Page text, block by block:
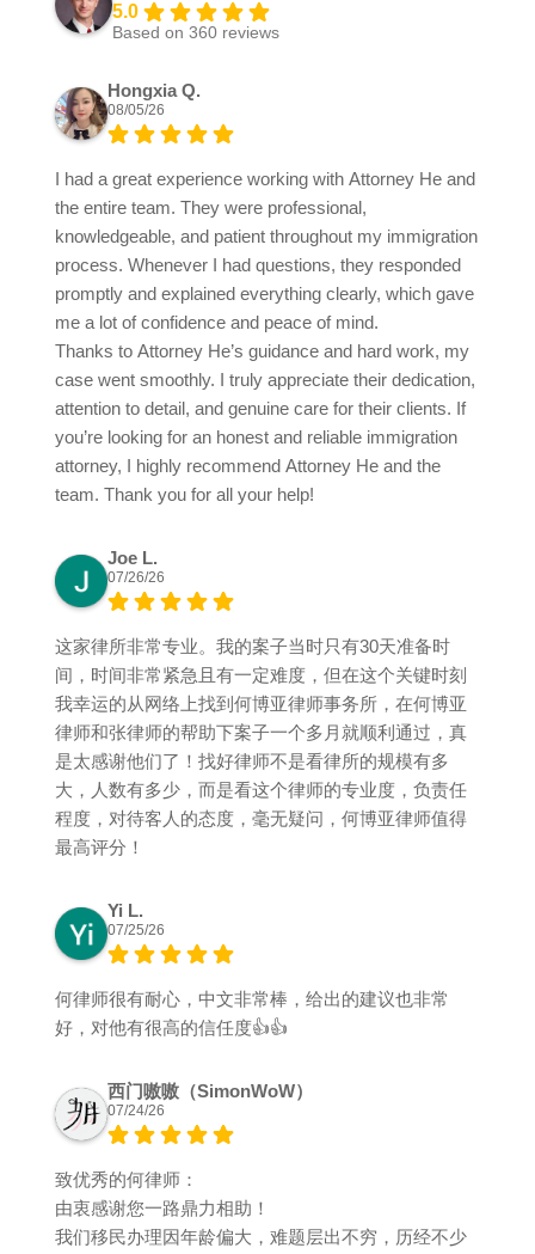
5.0
Based on 360 reviews
Hongxia Q.
08/05/26
I had a great experience working with Attorney He and
the entire team. They were professional,
knowledgeable, and patient throughout my immigration
process. Whenever I had questions, they responded
promptly and explained everything clearly, which gave
me a lot of confidence and peace of mind.
Thanks to Attorney He’s guidance and hard work, my
case went smoothly. I truly appreciate their dedication,
attention to detail, and genuine care for their clients. If
you’re looking for an honest and reliable immigration
attorney, I highly recommend Attorney He and the
team. Thank you for all your help!
Joe L.
07/26/26
这家律所非常专业。我的案子当时只有30天准备时
间，时间非常紧急且有一定难度，但在这个关键时刻
我幸运的从网络上找到何博亚律师事务所，在何博亚
律师和张律师的帮助下案子一个多月就顺利通过，真
是太感谢他们了！找好律师不是看律所的规模有多
大，人数有多少，而是看这个律师的专业度，负责任
程度，对待客人的态度，毫无疑问，何博亚律师值得
最高评分！
Yi L.
07/25/26
何律师很有耐心，中文非常棒，给出的建议也非常
好，对他有很高的信任度👍👍
西门嗷嗷（SimonWoW）
07/24/26
致优秀的何律师：
由衷感谢您一路鼎力相助！
我们移民办理因年龄偏大，难题层出不穷，历经不少